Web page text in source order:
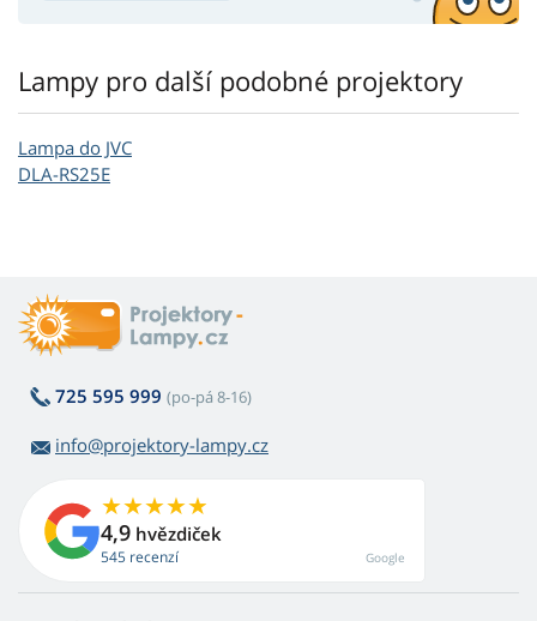
Lampy pro další podobné projektory
Lampa do JVC
DLA-RS25E
725 595 999 (po-pá 8-16)
info@projektory-lampy.cz
4,9 hvězdiček
545 recenzí Google